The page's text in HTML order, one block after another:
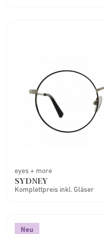
eyes + more
SYDNEY
Komplettpreis inkl. Gläser
Neu